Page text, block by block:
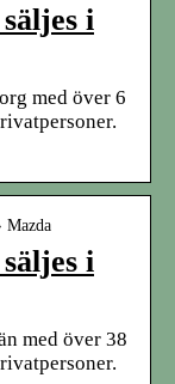
i
med över 6
Mazda
i
med över 38